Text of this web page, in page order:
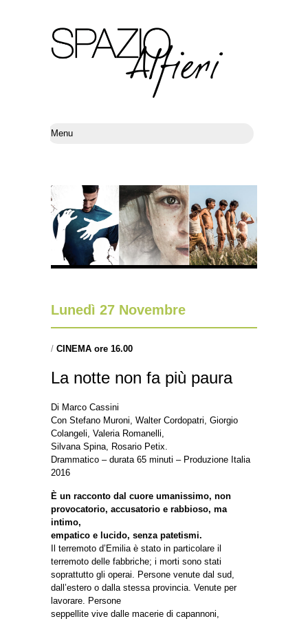
Lunedì 27 Novembre
/ CINEMA ore 16.00
La notte non fa più paura
Di Marco Cassini
Con Stefano Muroni, Walter Cordopatri, Giorgio
Colangeli, Valeria Romanelli,
Silvana Spina, Rosario Petix.
Drammatico – durata 65 minuti – Produzione Italia
2016
È un racconto dal cuore umanissimo, non
provocatorio, accusatorio e rabbioso, ma
intimo,
empatico e lucido, senza patetismi.
Il terremoto d’Emilia è stato in particolare il
terremoto delle fabbriche; i morti sono stati
soprattutto gli operai. Persone venute dal sud,
dall’estero o dalla stessa provincia. Venute per
lavorare. Persone
seppellite vive dalle macerie di capannoni,